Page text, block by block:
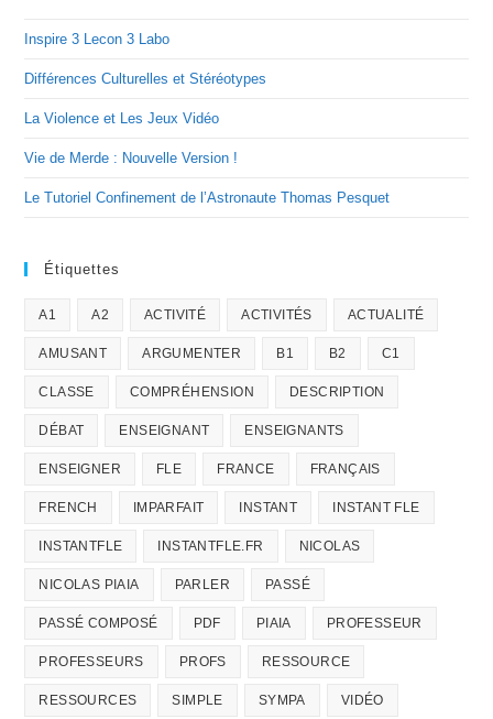
Inspire 3 Lecon 3 Labo
Différences Culturelles et Stéréotypes
La Violence et Les Jeux Vidéo
Vie de Merde : Nouvelle Version !
Le Tutoriel Confinement de l’Astronaute Thomas Pesquet
Étiquettes
A1 A2 ACTIVITÉ ACTIVITÉS ACTUALITÉ
AMUSANT ARGUMENTER B1 B2 C1
CLASSE COMPRÉHENSION DESCRIPTION
DÉBAT ENSEIGNANT ENSEIGNANTS
ENSEIGNER FLE FRANCE FRANÇAIS
FRENCH IMPARFAIT INSTANT INSTANT FLE
INSTANTFLE INSTANTFLE.FR NICOLAS
NICOLAS PIAIA PARLER PASSÉ
PASSÉ COMPOSÉ PDF PIAIA PROFESSEUR
PROFESSEURS PROFS RESSOURCE
RESSOURCES SIMPLE SYMPA VIDÉO